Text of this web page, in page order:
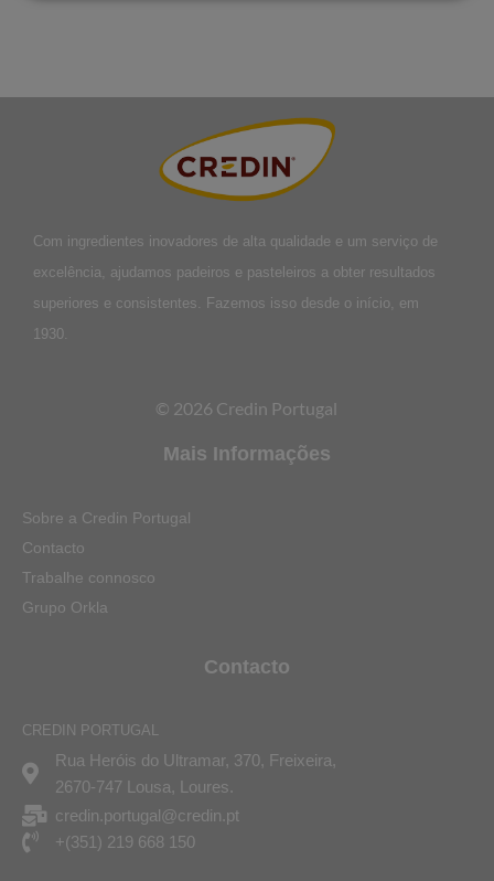
Com ingredientes inovadores de alta qualidade e um serviço de
excelência, ajudamos padeiros e pasteleiros a obter resultados
superiores e consistentes. Fazemos isso desde o início, em
1930.
© 2026 Credin Portugal
Mais Informações
Sobre a Credin Portugal
Contacto
Trabalhe connosco
Grupo Orkla
Contacto
CREDIN PORTUGAL
Rua Heróis do Ultramar, 370, Freixeira,
2670-747 Lousa, Loures.
credin.portugal@credin.pt
+(351) 219 668 150